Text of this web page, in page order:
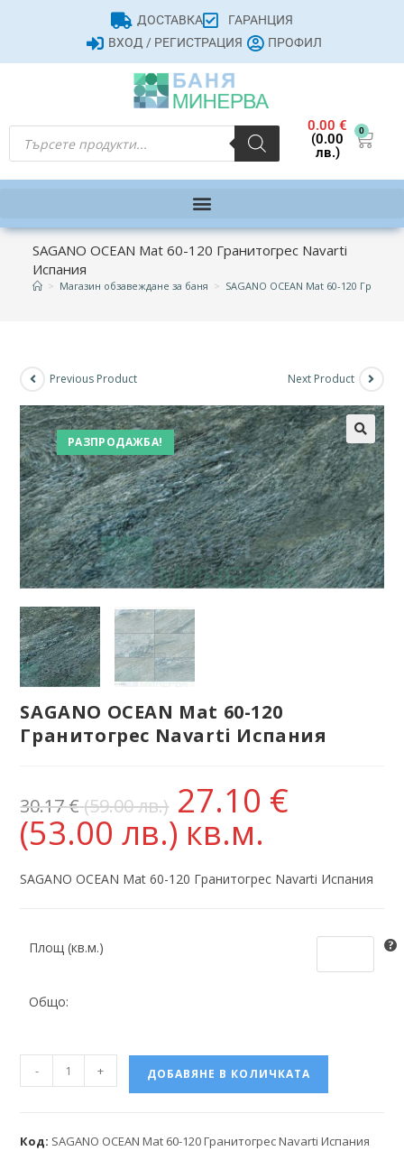
ДОСТАВКА
ГАРАНЦИЯ
ВХОД / РЕГИСТРАЦИЯ
ПРОФИЛ
0.00€
(0.00
лв.)
0
SAGANO OCEAN Mat 60-120 Гранитогрес Navarti
Испания
> Магазин обзавеждане за баня > SAGANO OCEAN Mat 60-120
РАЗПРОДАЖБА!
Previous Product Next Product
SAGANO OCEAN Mat 60-120
Гранитогрес Navarti Испания
30.17€(59.00 лв.) 27.10 €
(53.00 лв.) кв.м.
SAGANO OCEAN Mat 60-120 Гранитогрес Navarti Испания
Площ (кв.м.)
Общо:
- + ДОБАВЯНЕ В КОЛИЧКАТА
Код: SAGANO OCEAN Mat 60-120 Гранитогрес Navarti Испания